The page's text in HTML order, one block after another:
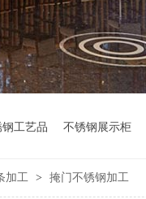
工艺品 不锈钢展示柜
加工 > 掩门不锈钢加工